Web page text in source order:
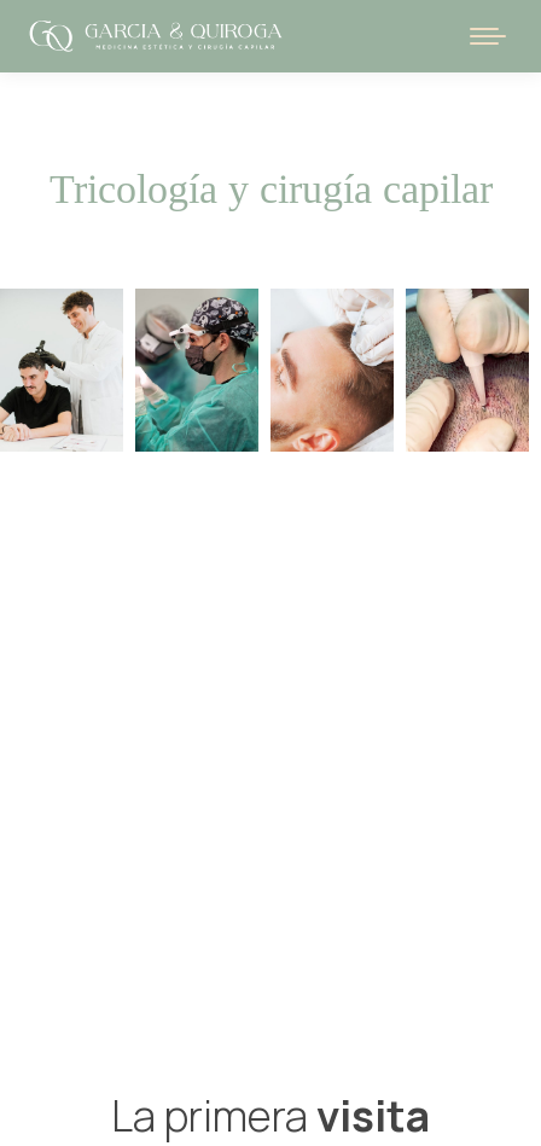
Tricología y cirugía capilar
La primera visita